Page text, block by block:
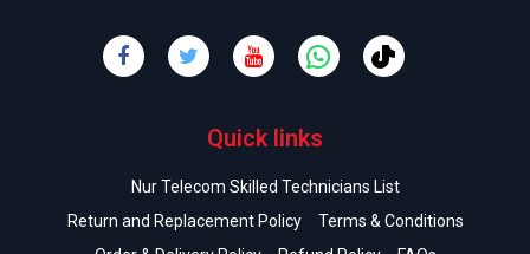
Quick links
Nur Telecom Skilled Technicians List
Return and Replacement Policy
Terms & Conditions